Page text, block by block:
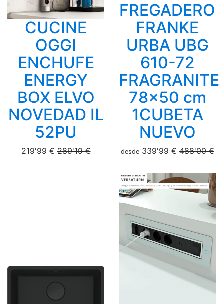
CUCINE
OGGI
ENCHUFE
ENERGY
BOX ELVO
NOVEDAD IL
52PU
219'99 €289'19 €
FREGADERO
FRANKE
URBA UBG
610-72
FRAGRANITE
78x50 cm
1CUBETA
NUEVO
desde339'99 €488'00 €